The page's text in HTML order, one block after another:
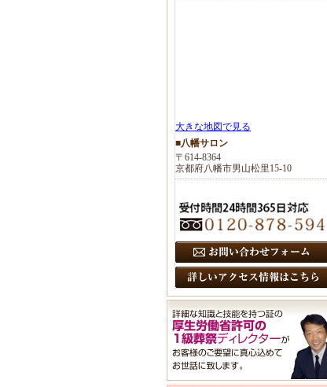
大きな地図で見る
■八幡サロン
〒614-8364
京都府八幡市男山松里15-10